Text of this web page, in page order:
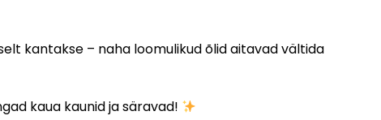
kantakse – naha loomulikud õlid aitavad vältida
kaua kaunid ja säravad!